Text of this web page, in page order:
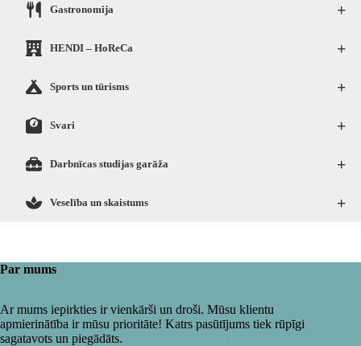
+
Gastronomija
+
HENDI – HoReCa
+
Sports un tūrisms
+
Svari
+
Darbnīcas studijas garāža
+
Veselība un skaistums
Par mums
Ar mums iepirkties ir vienkārši un droši. Mūsu klientu
apmierinātība ir mūsu prioritāte! Katrs pasūtījums tiek rūpīgi
sagatavots un piegādāts.